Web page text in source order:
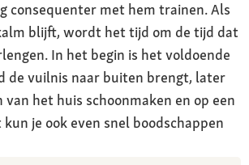
consequenter met hem trainen. Als
blijft, wordt het tijd om de tijd dat
In het begin is het voldoende
de vuilnis naar buiten brengt, later
het huis schoonmaken en op een
je ook even snel boodschappen